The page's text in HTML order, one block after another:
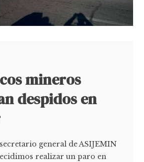
mineros
despidos en
general de ASIJEMIN
realizar un paro en